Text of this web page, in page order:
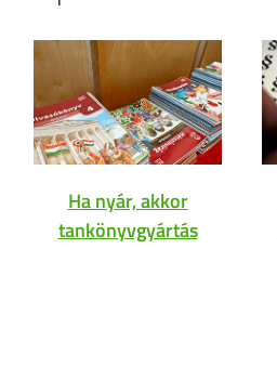
Ha nyár, akkor
tankönyvgyártás